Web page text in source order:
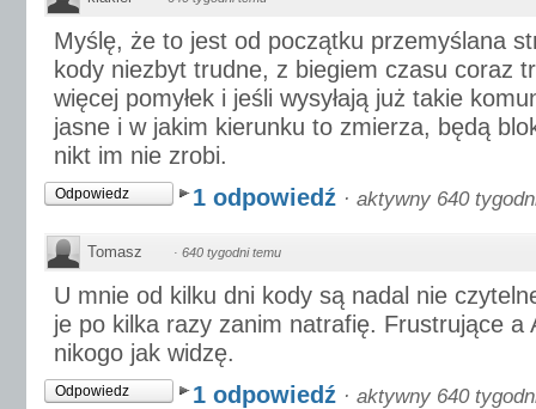
Myślę, że to jest od początku przemyślana
kody niezbyt trudne, z biegiem czasu coraz
więcej pomyłek i jeśli wysyłają już takie
jasne i w jakim kierunku to zmierza, będą
nikt im nie zrobi.
Odpowiedz 1 odpowiedź · aktywny 640
Tomasz · 640 tygodni temu
U mnie od kilku dni kody są nadal nie
je po kilka razy zanim natrafię. Frustrujące a
nikogo jak widzę.
Odpowiedz 1 odpowiedź · aktywny 640